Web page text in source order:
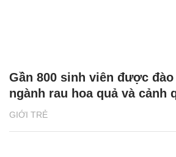
GIỚI TRẺ
Gần 800 sinh viên được
ngành rau hoa quả và cảnh